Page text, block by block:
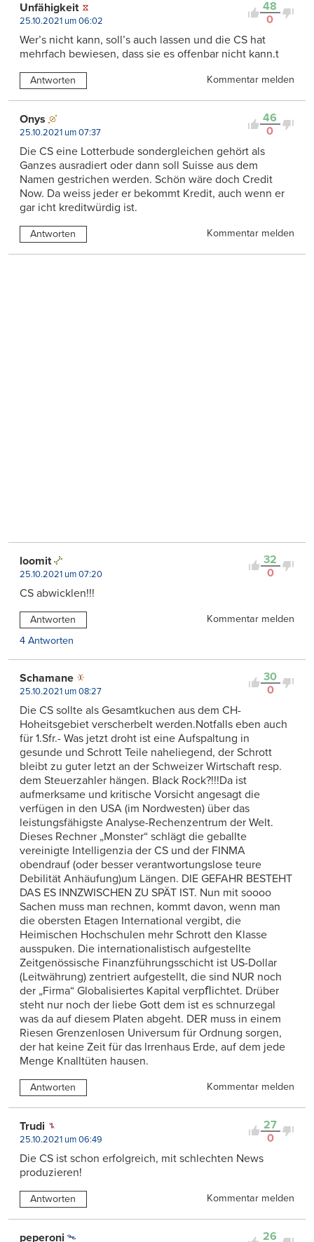
48
0
Unfähigkeit
25.10.2021 um 06:02
Wer’s nicht kann, soll’s auch lassen und die CS hat
mehrfach bewiesen, dass sie es offenbar nicht kann.t
Antworten Kommentar melden
46
0
Onys
25.10.2021 um 07:37
Die CS eine Lotterbude sondergleichen gehört als
Ganzes ausradiert oder dann soll Suisse aus dem
Namen gestrichen werden. Schön wäre doch Credit
Now. Da weiss jeder er bekommt Kredit, auch wenn er
gar icht kreditwürdig ist.
Antworten Kommentar melden
32
0
loomit
25.10.2021 um 07:20
CS abwicklen!!!
Antworten
Kommentar melden
4 Antworten
30
0
Schamane
25.10.2021 um 08:27
Die CS sollte als Gesamtkuchen aus dem CH-
Hoheitsgebiet verscherbelt werden.Notfalls eben auch
für 1.Sfr.- Was jetzt droht ist eine Aufspaltung in
gesunde und Schrott Teile naheliegend, der Schrott
bleibt zu guter letzt an der Schweizer Wirtschaft resp.
dem Steuerzahler hängen. Black Rock?!!!Da ist
aufmerksame und kritische Vorsicht angesagt die
verfügen in den USA (im Nordwesten) über das
leistungsfähigste Analyse-Rechenzentrum der Welt.
Dieses Rechner „Monster“ schlägt die geballte
vereinigte Intelligenzia der CS und der FINMA
obendrauf (oder besser verantwortungslose teure
Debilität Anhäufung)um Längen. DIE GEFAHR BESTEHT
DAS ES INNZWISCHEN ZU SPÄT IST. Nun mit soooo
Sachen muss man rechnen, kommt davon, wenn man
die obersten Etagen International vergibt, die
Heimischen Hochschulen mehr Schrott den Klasse
ausspuken. Die internationalistisch aufgestellte
Zeitgenössische Finanzführungsschicht ist US-Dollar
(Leitwährung) zentriert aufgestellt, die sind NUR noch
der „Firma“ Globalisiertes Kapital verpﬂichtet. Drüber
steht nur noch der liebe Gott dem ist es schnurzegal
was da auf diesem Platen abgeht. DER muss in einem
Riesen Grenzenlosen Universum für Ordnung sorgen,
der hat keine Zeit für das lrrenhaus Erde, auf dem jede
Menge Knalltüten hausen.
Antworten Kommentar melden
27
0
Trudi
25.10.2021 um 06:49
Die CS ist schon erfolgreich, mit schlechten News
produzieren!
Antworten Kommentar melden
26
peperoni